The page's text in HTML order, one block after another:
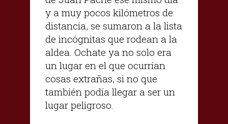
y a muy pocos kilómetros de
distancia, se sumaron a la lista
de incógnitas que rodean a la
aldea. Ochate ya no solo era
un lugar en el que ocurrían
cosas extrañas, si no que
también podía llegar a ser un
lugar peligroso.